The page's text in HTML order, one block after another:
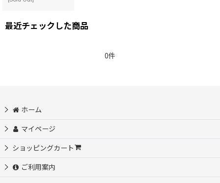
最近チェックした商品
0件
ホーム
マイページ
ショッピングカート
ご利用案内